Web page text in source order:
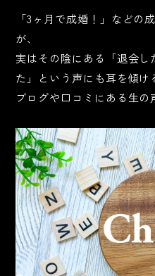
「3ヶ月で成婚！」などの
が、
実はその陰にある「退会し
た」という声にも耳を傾け
ブログや口コミにある生の